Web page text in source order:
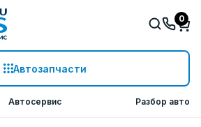
Автозапчасти
0
Автосервис Разбор авто